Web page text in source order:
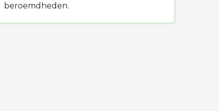
beroemdheden.